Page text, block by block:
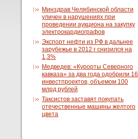
Минздрав Челябинской области
уличен в нарушениях при
проведении аукциона на закупку
электрокардиографов
Экспорт нефти из РФ в дальнее
зарубежье в 2012 г снизился на
1,3%
Медведев: «Курорты Северного
кавказа» за два года одобрили 16
инвестпроектов, объемом 100
млрд рублей
Таксистов заставят покупать
отечественные машины желтого
цвета